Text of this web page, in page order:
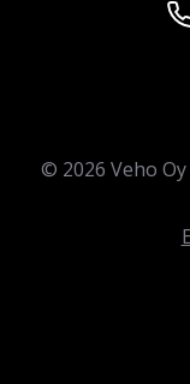
© 2026 Veho